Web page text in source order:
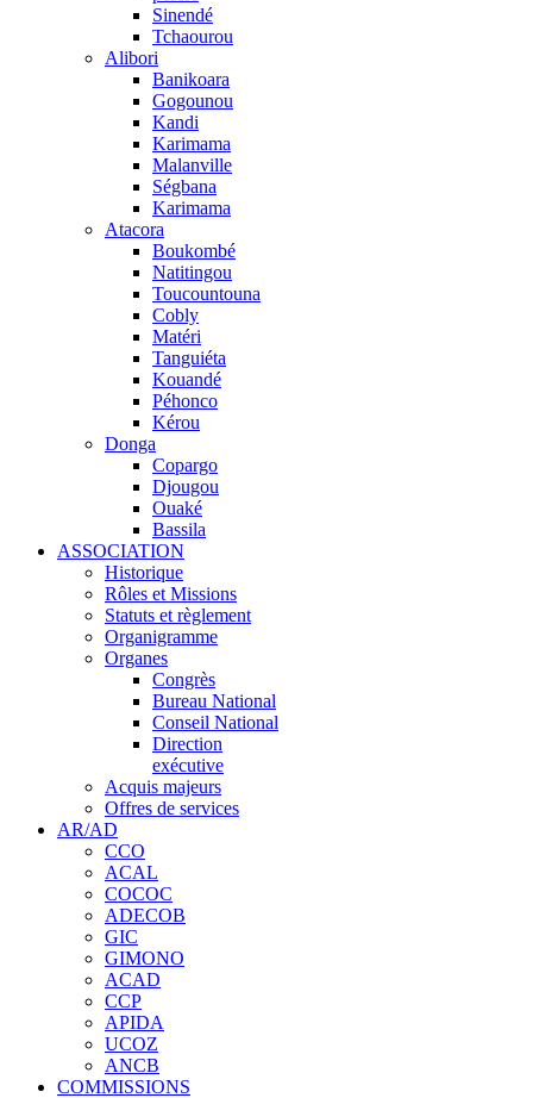
Sinendé
Tchaourou
Alibori
Banikoara
Gogounou
Kandi
Karimama
Malanville
Ségbana
Karimama
Atacora
Boukombé
Natitingou
Toucountouna
Cobly
Matéri
Tanguiéta
Kouandé
Péhonco
Kérou
Donga
Copargo
Djougou
Ouaké
Bassila
ASSOCIATION
Historique
Rôles et Missions
Statuts et règlement
Organigramme
Organes
Congrès
Bureau National
Conseil National
Direction
exécutive
Acquis majeurs
Offres de services
AR/AD
CCO
ACAL
COCOC
ADECOB
GIC
GIMONO
ACAD
CCP
APIDA
UCOZ
ANCB
COMMISSIONS